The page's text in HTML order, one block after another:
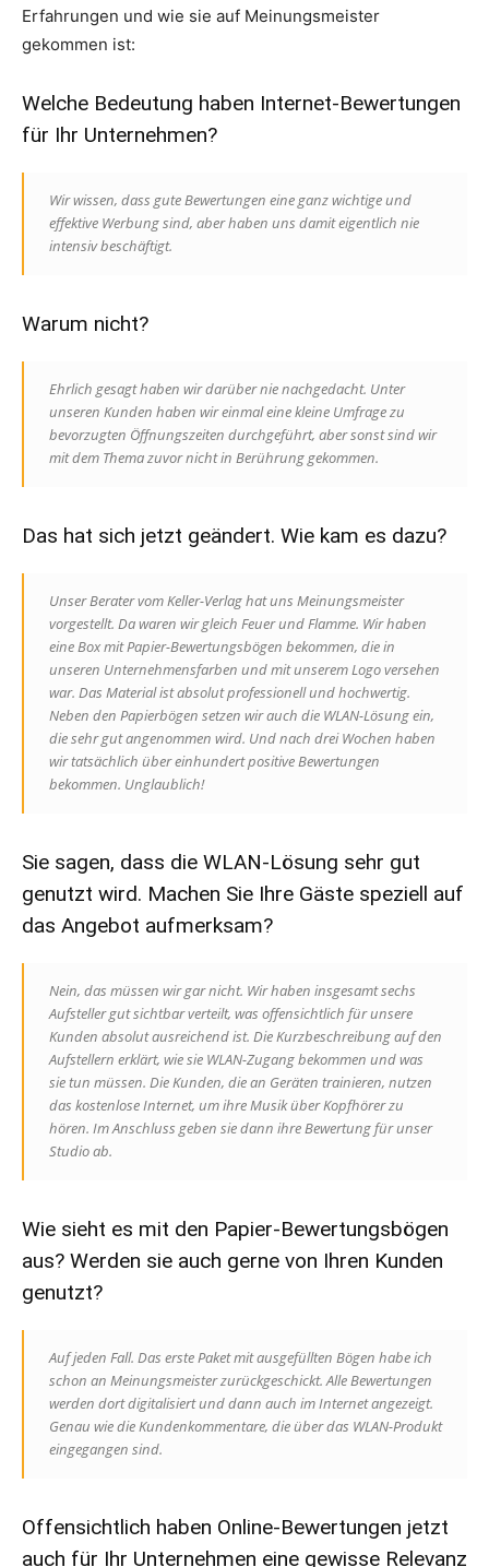
Erfahrungen und wie sie auf Meinungsmeister
gekommen ist:
Welche Bedeutung haben Internet-Bewertungen
für Ihr Unternehmen?
Wir wissen, dass gute Bewertungen eine ganz wichtige und
effektive Werbung sind, aber haben uns damit eigentlich nie
intensiv beschäftigt.
Warum nicht?
Ehrlich gesagt haben wir darüber nie nachgedacht. Unter
unseren Kunden haben wir einmal eine kleine Umfrage zu
bevorzugten Öffnungszeiten durchgeführt, aber sonst sind wir
mit dem Thema zuvor nicht in Berührung gekommen.
Das hat sich jetzt geändert. Wie kam es dazu?
Unser Berater vom Keller-Verlag hat uns Meinungsmeister
vorgestellt. Da waren wir gleich Feuer und Flamme. Wir haben
eine Box mit Papier-Bewertungsbögen bekommen, die in
unseren Unternehmensfarben und mit unserem Logo versehen
war. Das Material ist absolut professionell und hochwertig.
Neben den Papierbögen setzen wir auch die WLAN-Lösung ein,
die sehr gut angenommen wird. Und nach drei Wochen haben
wir tatsächlich über einhundert positive Bewertungen
bekommen. Unglaublich!
Sie sagen, dass die WLAN-Lösung sehr gut
genutzt wird. Machen Sie Ihre Gäste speziell auf
das Angebot aufmerksam?
Nein, das müssen wir gar nicht. Wir haben insgesamt sechs
Aufsteller gut sichtbar verteilt, was offensichtlich für unsere
Kunden absolut ausreichend ist. Die Kurzbeschreibung auf den
Aufstellern erklärt, wie sie WLAN-Zugang bekommen und was
sie tun müssen. Die Kunden, die an Geräten trainieren, nutzen
das kostenlose Internet, um ihre Musik über Kopfhörer zu
hören. Im Anschluss geben sie dann ihre Bewertung für unser
Studio ab.
Wie sieht es mit den Papier-Bewertungsbögen
aus? Werden sie auch gerne von Ihren Kunden
genutzt?
Auf jeden Fall. Das erste Paket mit ausgefüllten Bögen habe ich
schon an Meinungsmeister zurückgeschickt. Alle Bewertungen
werden dort digitalisiert und dann auch im Internet angezeigt.
Genau wie die Kundenkommentare, die über das WLAN-Produkt
eingegangen sind.
Offensichtlich haben Online-Bewertungen jetzt
auch für Ihr Unternehmen eine gewisse Relevanz